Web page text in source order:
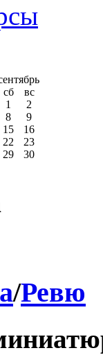
сб
вс
1
2
8
9
15
16
22
23
29
30
/Ревю